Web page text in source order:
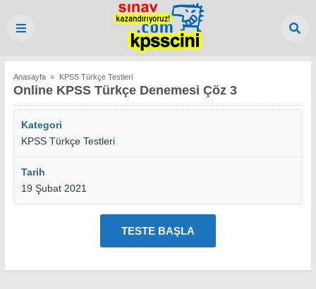
Anasayfa » KPSS Türkçe Testleri
Online KPSS Türkçe Denemesi Çöz 3
Kategori
KPSS Türkçe Testleri
Tarih
19 Şubat 2021
TESTE BAŞLA